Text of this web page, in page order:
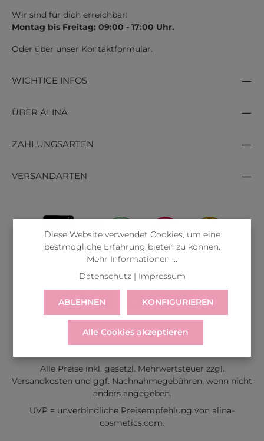
Wir sind für dich erreichbar:
Montag bis Freitag: 09:00 - 17:00 Uhr.
Oder über unser Kontaktformular.
WICHTIGE INFOS
ÜBER ALINA
ZAHLUNGSARTEN
VERSANDARTEN
LIEFERUNGWIDERRUFSERVICE & HILFE
VERTRAG WIDERRUFEN
Alle Preise inkl. gesetzl. Mehrwertsteuer zzgl.
Versandkosten und ggf. Nachnahmegebühren, wenn nicht
anders angegeben.
UVP = unverbindliche Preisempfehlung von alina-
cosmetics.com.
Diese Website verwendet Cookies, um eine
bestmögliche Erfahrung bieten zu können.
Mehr Informationen ...
Datenschutz| Impressum
ABLEHNEN KONFIGURIEREN
Alle Cookies akzeptieren